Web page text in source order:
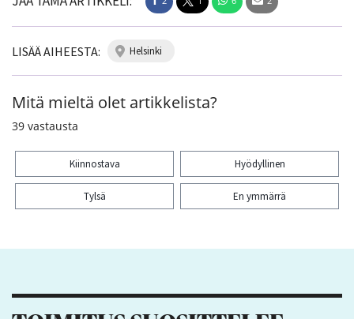
LISÄÄ AIHEESTA: helsinki
Mitä mieltä olet artikkelista?
39 vastausta
Kiinnostava Hyödyllinen
Tylsä En ymmärrä